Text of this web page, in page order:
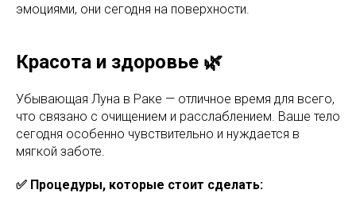
эмоциями, они сегодня на поверхности.
Красота и здоровье 🌿
Убывающая Луна в Раке — отличное время для всего,
что связано с очищением и расслаблением. Ваше тело
сегодня особенно чувствительно и нуждается в
мягкой заботе.
✅ Процедуры, которые стоит сделать: